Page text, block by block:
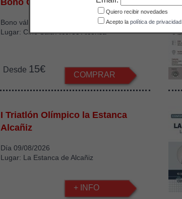
Quiero recibir novedades
Acepto la política de privacidad.
Bono Cine Alcor82
Bono válido hasta Junio del 2023
Lugar: Cine Sala Alcor85 Alcorisa
Desde 15€
COMPRAR
I Triatlón Olímpico la Estanca
Alcañiz
Día 09/08/2026
Lugar: La Estanca de Alcañiz
+ INFO